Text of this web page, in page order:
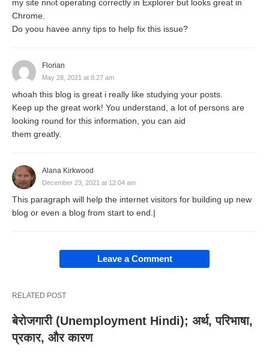
अच्छे के लिए पूर्ण रूप से या पूर्ण रूप से किया जाता है।”
“Labour connotes all human efforts of
body or mind which are undertaken in the
expectation of reward.”
हिंदी में अनुवाद;“श्रम शरीर या मन के सभी मानवीय प्रयासों को
दर्शाता है जो कि इनाम की उम्मीद में किए जाते हैं।”
#श्रम के लक्षण:
श्रम की निम्न लक्षण हैं (श्रम के शीर्ष 14 लक्षण की व्याख्या
श्रम नाशवान है:
उत्पादन के अन्य कारकों की तुलना में श्रम अधिक खराब होता है।
my ѕite nnⲟt operating correctly in Explorer but looks great in
Chrome.
Do yoou havee аnny tips to help fix this іssue?
Florian
May 28, 2021 at 8:27 am
whoah this blog is great i really like studying your posts.
Keep up the great work! You understand, a lot of persons are
looking round for this information, you can aid
them greatly.
Alana Kirkwood
December 23, 2021 at 12:04 am
This paragraph will help the internet visitors for building up new
blog or even a blog from start to end.|
Leave a Comment
RELATED POST
बेरोजगारी (Unemployment Hindi); अर्थ, परिभाषा,
प्रकार, और कारण